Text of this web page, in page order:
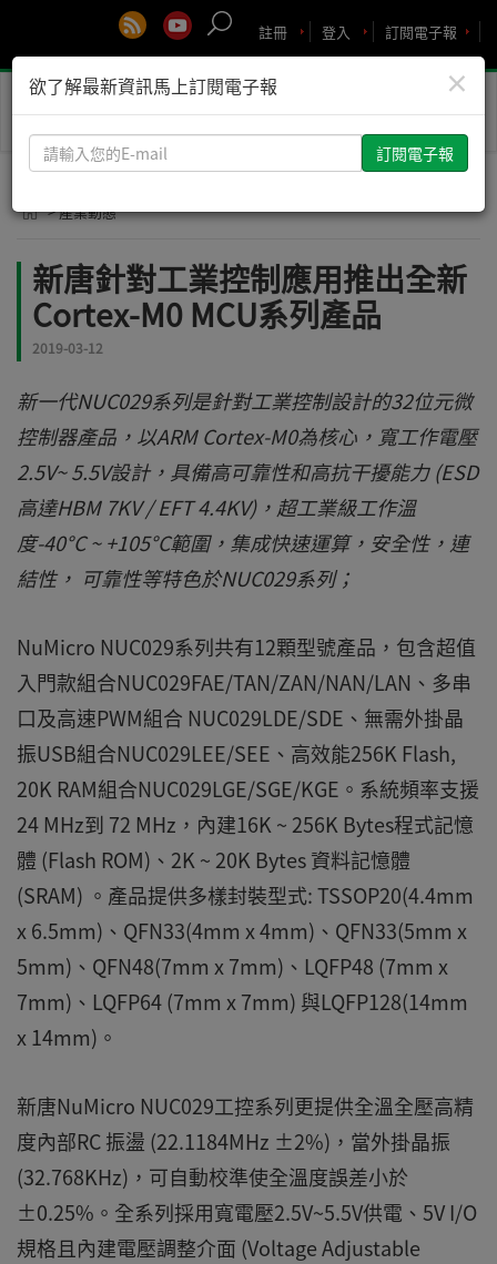
訂閱電子報
登入
註冊
Toggle
> 產業動態
新唐針對工業控制應用推出全新
Cortex-M0 MCU系列產品
2019-03-12
新一代NUC029系列是針對工業控制設計的32位元微
控制器產品，以ARM Cortex-M0為核心，寬工作電壓
2.5V~ 5.5V設計，具備高可靠性和高抗干擾能力 (ESD
高達HBM 7KV / EFT 4.4KV)，超工業級工作溫
度-40°C ~ +105°C範圍，集成快速運算，安全性，連
結性， 可靠性等特色於NUC029系列；
NuMicro NUC029系列共有12顆型號產品，包含超值
入門款組合NUC029FAE/TAN/ZAN/NAN/LAN、多串
口及高速PWM組合 NUC029LDE/SDE、無需外掛晶
振USB組合NUC029LEE/SEE、高效能256K Flash,
20K RAM組合NUC029LGE/SGE/KGE。系統頻率支援
24 MHz到 72 MHz，內建16K ~ 256K Bytes程式記憶
體 (Flash ROM)、2K ~ 20K Bytes 資料記憶體
(SRAM) 。產品提供多樣封裝型式: TSSOP20(4.4mm
x 6.5mm)、QFN33(4mm x 4mm)、QFN33(5mm x
5mm)、QFN48(7mm x 7mm)、LQFP48 (7mm x
7mm)、LQFP64 (7mm x 7mm) 與LQFP128(14mm
x 14mm)。
新唐NuMicro NUC029工控系列更提供全溫全壓高精
度內部RC 振盪 (22.1184MHz ±2%)，當外掛晶振
(32.768KHz)，可自動校準使全溫度誤差小於
±0.25%。全系列採用寬電壓2.5V~5.5V供電、5V I/O
規格且內建電壓調整介面 (Voltage Adjustable
×
欲了解最新資訊馬上訂閱電子報
請
輸
您
E-
mail